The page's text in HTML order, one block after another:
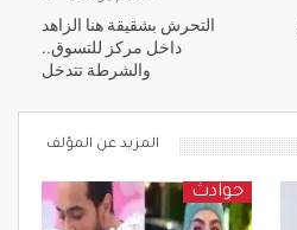
التحرش بشقيقة هنا الزاهد
داخل مركز للتسوق..
والشرطة تتدخل
المزيد عن المؤلف
حوادث